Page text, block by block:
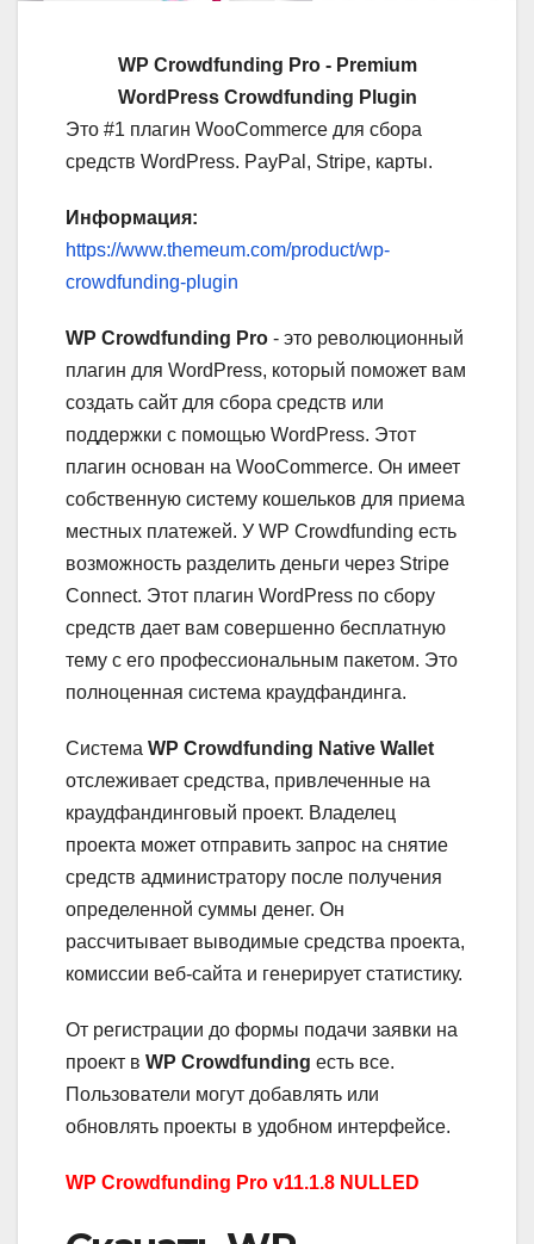
WP Crowdfunding Pro - Premium
WordPress Crowdfunding Plugin
Это #1 плагин WooCommerce для сбора
средств WordPress. PayPal, Stripe, карты.
Информация:
https://www.themeum.com/product/wp-
crowdfunding-plugin
WP Crowdfunding Pro - это революционный
плагин для WordPress, который поможет вам
создать сайт для сбора средств или
поддержки с помощью WordPress. Этот
плагин основан на WooCommerce. Он имеет
собственную систему кошельков для приема
местных платежей. У WP Crowdfunding есть
возможность разделить деньги через Stripe
Connect. Этот плагин WordPress по сбору
средств дает вам совершенно бесплатную
тему с его профессиональным пакетом. Это
полноценная система краудфандинга.
Система WP Crowdfunding Native Wallet
отслеживает средства, привлеченные на
краудфандинговый проект. Владелец
проекта может отправить запрос на снятие
средств администратору после получения
определенной суммы денег. Он
рассчитывает выводимые средства проекта,
комиссии веб-сайта и генерирует статистику.
От регистрации до формы подачи заявки на
проект в WP Crowdfunding есть все.
Пользователи могут добавлять или
обновлять проекты в удобном интерфейсе.
WP Crowdfunding Pro v11.1.8 NULLED